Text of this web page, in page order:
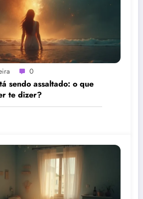
0
sendo assaltado: o que
te dizer?